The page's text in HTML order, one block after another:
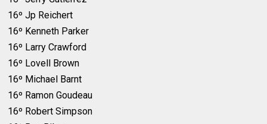
16º Jp Reichert
16º Kenneth Parker
16º Larry Crawford
16º Lovell Brown
16º Michael Barnt
16º Ramon Goudeau
16º Robert Simpson